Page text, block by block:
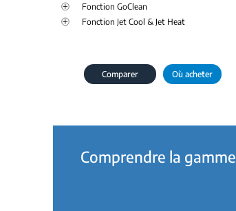
Fonction GoClean
Fonction Jet Cool & Jet Heat
Comparer Où acheter
Comprendre la gamme